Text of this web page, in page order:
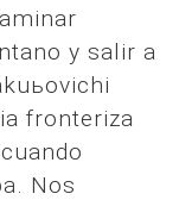
y salir a
fronteriza
Nos